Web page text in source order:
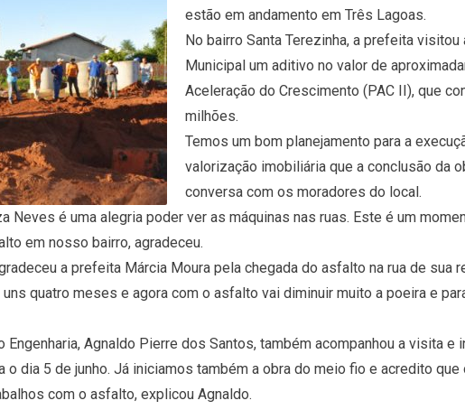
estão em andamento em Três Lagoas.
No bairro Santa Terezinha, a prefeita
Municipal um aditivo no valor de
Aceleração do Crescimento (PAC II), que
milhões.
Temos um bom planejamento para a
valorização imobiliária que a conclusão da
conversa com os moradores do local.
Neves é uma alegria poder ver as máquinas nas ruas. Este é um
em nosso bairro, agradeceu.
a prefeita Márcia Moura pela chegada do asfalto na rua de
uns quatro meses e agora com o asfalto vai diminuir muito a poeira e
Agnaldo Pierre dos Santos, também acompanhou a visita
o dia 5 de junho. Já iniciamos também a obra do meio fio e acredito
com o asfalto, explicou Agnaldo.